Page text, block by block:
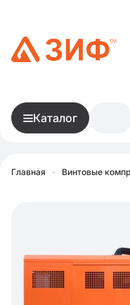
Каталог
Главная • Винтовые